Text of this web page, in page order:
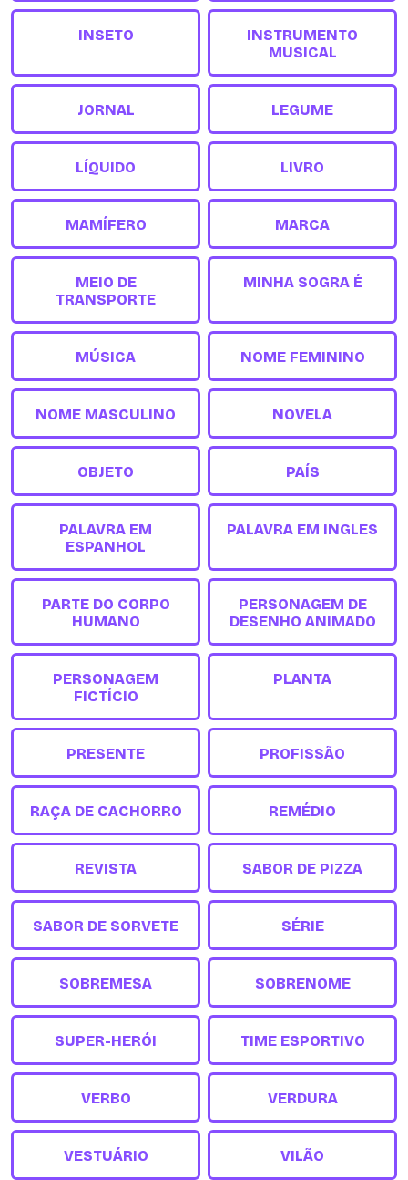
INSETO
INSTRUMENTO
MUSICAL
JORNAL LEGUME
LÍQUIDO LIVRO
MAMÍFERO MARCA
MEIO DE
TRANSPORTE
MINHA SOGRA É
MÚSICA NOME FEMININO
NOME MASCULINO NOVELA
OBJETO PAÍS
PALAVRA EM
ESPANHOL
PALAVRA EM INGLES
PARTE DO CORPO
HUMANO
PERSONAGEM DE
DESENHO ANIMADO
PERSONAGEM
FICTÍCIO
PLANTA
PRESENTE PROFISSÃO
RAÇA DE CACHORRO REMÉDIO
REVISTA SABOR DE PIZZA
SABOR DE SORVETE SÉRIE
SOBREMESA SOBRENOME
SUPER-HERÓI TIME ESPORTIVO
VERBO VERDURA
VESTUÁRIO VILÃO